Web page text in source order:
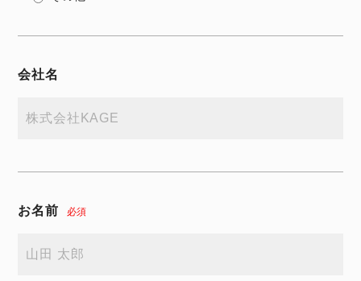
会社名
お名前 必須